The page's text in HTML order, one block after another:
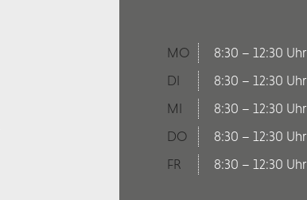
MO
8:30 – 12:30 Uhr
DI
8:30 – 12:30 Uhr
MI
8:30 – 12:30 Uhr
DO
8:30 – 12:30 Uhr
FR
8:30 – 12:30 Uhr